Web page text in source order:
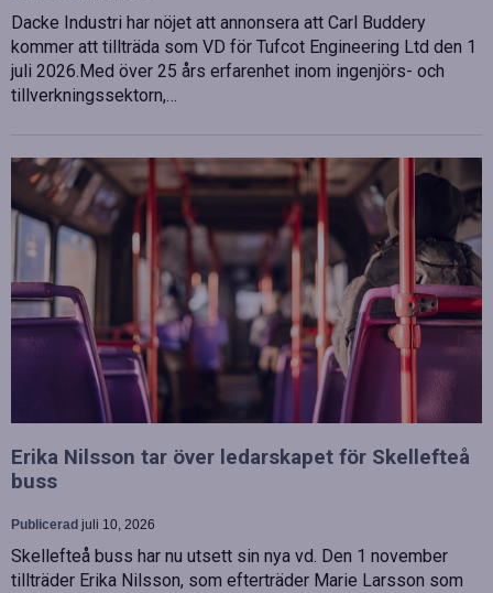
Dacke Industri har nöjet att annonsera att Carl Buddery
kommer att tillträda som VD för Tufcot Engineering Ltd den 1
juli 2026.Med över 25 års erfarenhet inom ingenjörs- och
tillverkningssektorn,…
Erika Nilsson tar över ledarskapet för Skellefteå
buss
Publicerad juli 10, 2026
Skellefteå buss har nu utsett sin nya vd. Den 1 november
tillträder Erika Nilsson, som efterträder Marie Larsson som